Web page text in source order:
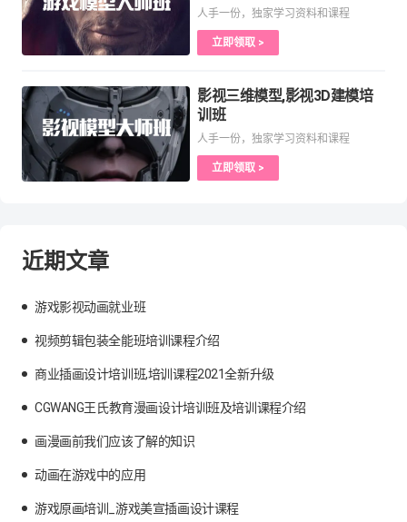
人手一份，独家学习资料和课程
立即领取 >
影视三维模型,影视3D建模培
训班
人手一份，独家学习资料和课程
立即领取 >
近期文章
游戏影视动画就业班
视频剪辑包装全能班培训课程介绍
商业插画设计培训班,培训课程2021全新升级
CGWANG王氏教育漫画设计培训班及培训课程介绍
画漫画前我们应该了解的知识
动画在游戏中的应用
游戏原画培训_游戏美宣插画设计课程